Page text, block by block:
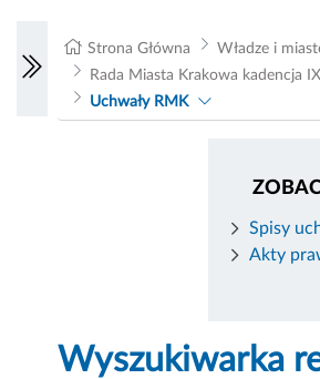
Strona Główna
Władze i
Rada Miasta Krakowa kadencja
Uchwały RMK
Spisy
Akty
Wyszukiwarka